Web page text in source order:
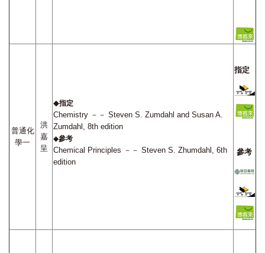
普通化
學一
洪
嘉
呈
◆指定
Chemistry －－ Steven S. Zumdahl and Susan A.
Zumdahl, 8th edition
◆參考
Chemical Principles －－ Steven S. Zhumdahl, 6th
edition
指定
參考